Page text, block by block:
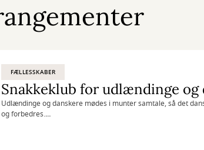
FÆLLESSKABER
Snakkeklub for udlændinge og
Udlændinge og danskere mødes i munter samtale, så det
og forbedres.